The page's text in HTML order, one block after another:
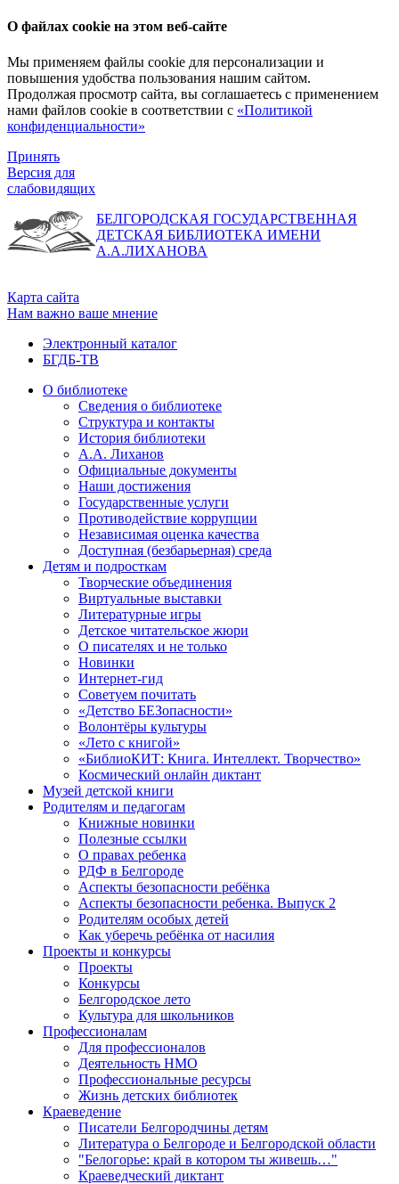
О файлах cookie на этом веб-сайте
Мы применяем файлы cookie для персонализации и
повышения удобства пользования нашим сайтом.
Продолжая просмотр сайта, вы соглашаетесь с применением
нами файлов cookie в соответствии с «Политикой
конфиденциальности»
Принять
Версия для
слабовидящих
БЕЛГОРОДСКАЯ ГОСУДАРСТВЕННАЯ
ДЕТСКАЯ БИБЛИОТЕКА ИМЕНИ
А.А.ЛИХАНОВА
Карта сайта
Нам важно ваше мнение
Электронный каталог
БГДБ-ТВ
О библиотеке
Сведения о библиотеке
Структура и контакты
История библиотеки
А.А. Лиханов
Официальные документы
Наши достижения
Государственные услуги
Противодействие коррупции
Независимая оценка качества
Доступная (безбарьерная) среда
Детям и подросткам
Творческие объединения
Виртуальные выставки
Литературные игры
Детское читательское жюри
О писателях и не только
Новинки
Интернет-гид
Советуем почитать
«Детство БЕЗопасности»
Волонтёры культуры
«Лето с книгой»
«БиблиоКИТ: Книга. Интеллект. Творчество»
Космический онлайн диктант
Музей детской книги
Родителям и педагогам
Книжные новинки
Полезные ссылки
О правах ребенка
РДФ в Белгороде
Аспекты безопасности ребёнка
Аспекты безопасности ребенка. Выпуск 2
Родителям особых детей
Как уберечь ребёнка от насилия
Проекты и конкурсы
Проекты
Конкурсы
Белгородское лето
Культура для школьников
Профессионалам
Для профессионалов
Деятельность НМО
Профессиональные ресурсы
Жизнь детских библиотек
Краеведение
Писатели Белгородчины детям
Литература о Белгороде и Белгородской области
"Белогорье: край в котором ты живешь…"
Краеведческий диктант